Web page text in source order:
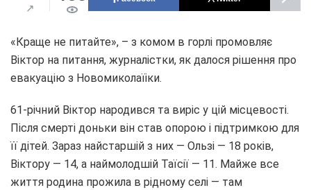
«Краще не питайте», – з комом в горлі промовляє
Віктор на питання, журналістки, як далося рішення про
евакуацію з Новомиколаїіки.
61-річний Віктор народився та виріс у цій місцевості.
Після смерті доньки він став опорою і підтримкою для
її дітей. Зараз найстаршій з них — Ользі — 18 років,
Віктору — 14, а наймолодшій Таїсії — 11. Майже все
життя родина прожила в рідному селі — там